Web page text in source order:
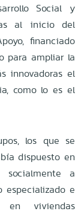
Social y
al inicio del
financiado
para ampliar la
innovadoras el
como lo es el
los que se
dispuesto en
a
especializado e
en viviendas